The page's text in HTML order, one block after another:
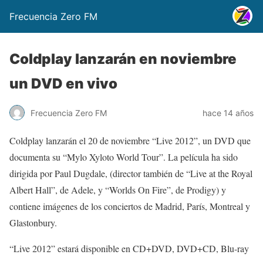
Frecuencia Zero FM
Coldplay lanzarán en noviembre
un DVD en vivo
Frecuencia Zero FM hace 14 años
Coldplay lanzarán el 20 de noviembre “Live 2012”, un DVD que
documenta su “Mylo Xyloto World Tour”. La película ha sido
dirigida por Paul Dugdale, (director también de “Live at the Royal
Albert Hall”, de Adele, y “Worlds On Fire”, de Prodigy) y
contiene imágenes de los conciertos de Madrid, París, Montreal y
Glastonbury.
“Live 2012” estará disponible en CD+DVD, DVD+CD, Blu-ray